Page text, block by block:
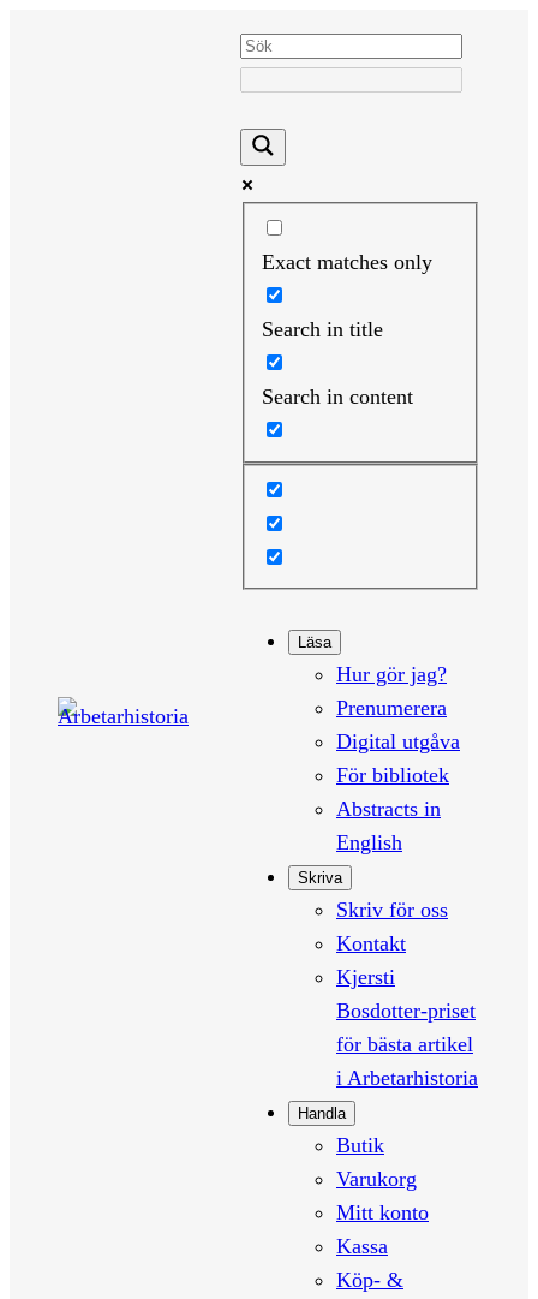
Exact matches only
Search in title
Search in content
Läsa
Hur gör jag?
Prenumerera
Digital utgåva
För bibliotek
Abstracts in
English
Skriva
Skriv för oss
Kontakt
Kjersti
Bosdotter-priset
för bästa artikel
i Arbetarhistoria
Handla
Butik
Varukorg
Mitt konto
Kassa
Köp- &